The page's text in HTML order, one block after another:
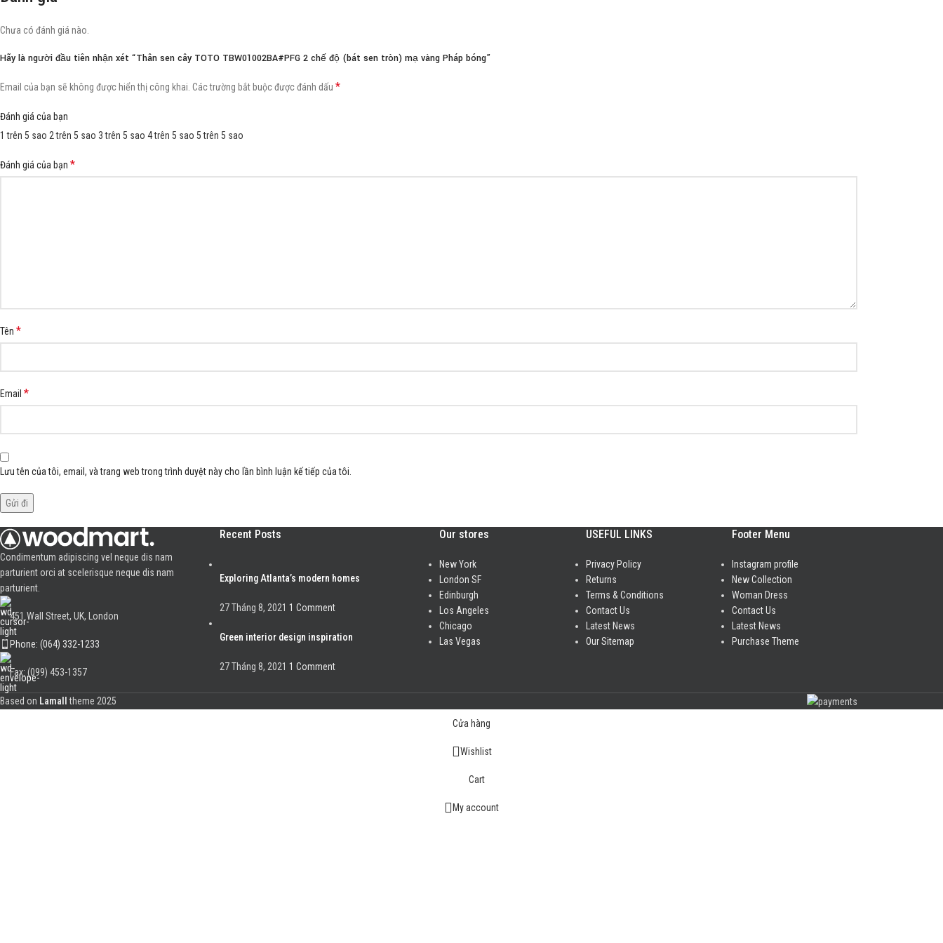
Chưa có đánh giá nào.
Hãy là người đầu tiên nhận xét “Thân sen cây TOTO TBW01002BA#PFG 2 chế độ (bát sen tròn) mạ vàng Pháp bóng”
Email của bạn sẽ không được hiển thị công khai. Các trường bắt buộc được đánh dấu *
Đánh giá của bạn
1 trên 5 sao 2 trên 5 sao 3 trên 5 sao 4 trên 5 sao 5 trên 5 sao
Đánh giá của bạn *
Tên *
Email *
Lưu tên của tôi, email, và trang web trong trình duyệt này cho lần bình luận kế tiếp của tôi.
Condimentum adipiscing vel neque dis nam
parturient orci at scelerisque neque dis nam
parturient.
451 Wall Street, UK, London
Phone: (064) 332-1233
Fax: (099) 453-1357
Recent Posts
Exploring Atlanta’s modern homes
27 Tháng 8, 2021 1 Comment
Green interior design inspiration
27 Tháng 8, 2021 1 Comment
Our stores
New York
London SF
Edinburgh
Los Angeles
Chicago
Las Vegas
USEFUL LINKS
Privacy Policy
Returns
Terms & Conditions
Contact Us
Latest News
Our Sitemap
Footer Menu
Instagram profile
New Collection
Woman Dress
Contact Us
Latest News
Purchase Theme
Based on Lamall theme 2025
Cửa hàng
Wishlist
Cart
My account